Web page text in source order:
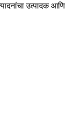
उत्पादक आणि